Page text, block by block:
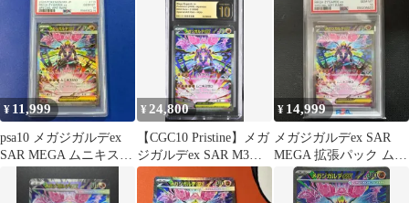
¥ 11,999
psa10 メガジガルデex
SAR MEGA ムニキスゼ
¥ 24,800
【CGC10 Pristine】メガ
ジガルデex SAR M3
113/080
¥ 14,999
メガジガルデex SAR
MEGA 拡張パック ムニ
キスゼロ PSA10